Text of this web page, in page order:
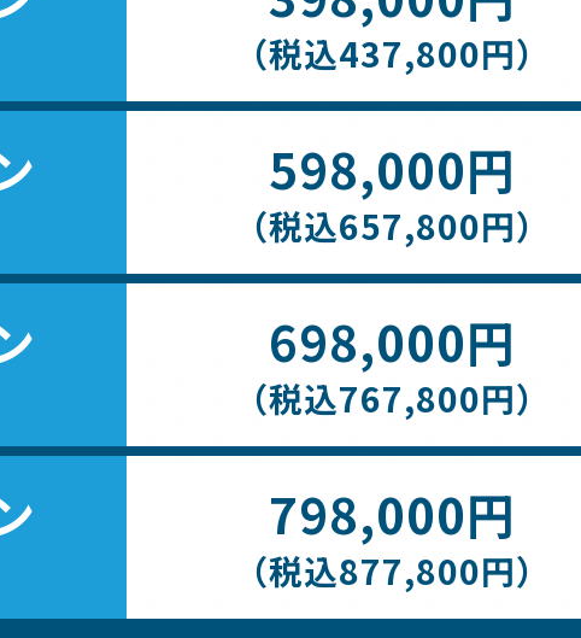
（税込437,800円）
598,000円
（税込657,800円）
698,000円
（税込767,800円）
798,000円
（税込877,800円）